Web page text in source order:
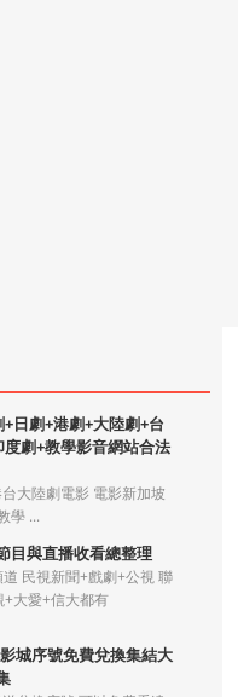
日劇+港劇+大陸劇+台
劇+教學影音網站合法
大陸劇電影 電影新加坡
學 ...
目與直播收看總整理
民視新聞+戲劇+公視 聯
大愛+信大都有
城序號免費兌換集結大